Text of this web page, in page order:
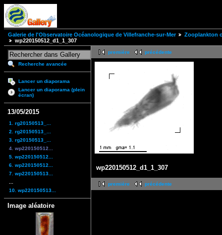
Galerie de l'Observatoire Océanologique de Villefranche-sur-Mer
Zooplankton
wp220150512_d1_1_307
Recherche avancée
Lancer un diaporama
Lancer un diaporama (plein
écran)
13/05/2015
1. rg20150513_...
2. rg20150513_...
3. rg20150513_...
4. wp220150512...
5. wp220150512...
6. wp220150512...
7. wp220150513...
10. wp220150513...
Image aléatoire
première précédente
wp220150512_d1_1_307
première précédente